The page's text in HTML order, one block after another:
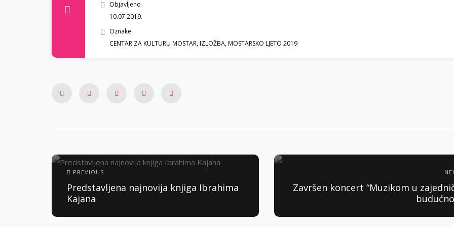
Objavljeno
10.07.2019.
Oznake
CENTAR ZA KULTURU MOSTAR,IZLOŽBA,MOSTARSKO LJETO 2019
PREVIOUS
Predstavljena najnovija knjiga Ibrahima
Kajana
Završen koncert “Muzikom u